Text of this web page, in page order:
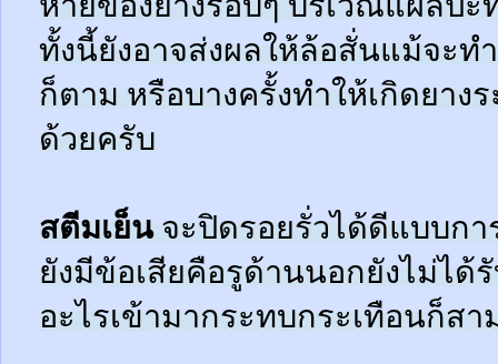
ทั้งนี้ยังอาจส่งผลให้ล้อสั่นแม้จะท
ก็ตาม หรือบางครั้งทำให้เกิดยา
ด้วยครับ
สตีมเย็นจะปิดรอยรั่วได้ดีแบบก
ยังมีข้อเสียคือรูด้านนอกยังไม่ได้
อะไรเข้ามากระทบกระเทือนก็ส